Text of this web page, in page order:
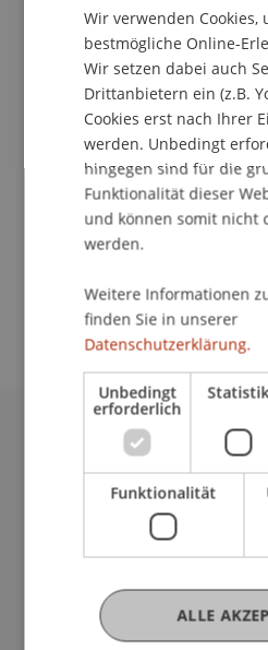
School/Professur:
An-Institut KMU Zentrum
Die Startveranstaltung zum
den Ablauf des
Veranstaltungsdetails
Universität Liechtenstein
Fürst-Franz-Josef-Strasse
9490 Vaduz
T +423 265 11 11
Fußzeile Rechtliche
Rechtssammlung
Datenschutzerklärung
Wir verwenden Cookies,
bestmögliche Online-
Wir setzen dabei auch
Drittanbietern ein (z.B.
Cookies erst nach Ihrer
werden. Unbedingt
hingegen sind für die
Funktionalität dieser
und können somit nicht
werden.
Weitere Informationen
finden Sie in unserer
Datenschutzerklärung.
Unbedingt
erforderlich
Funktionalität
ALLE